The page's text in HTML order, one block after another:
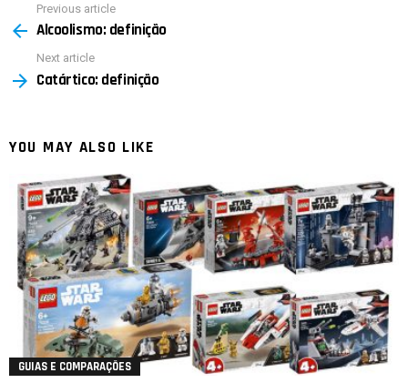
more
Previous article
Alcoolismo: definição
Next article
Catártico: definição
YOU MAY ALSO LIKE
GUIAS E COMPARAÇÕES